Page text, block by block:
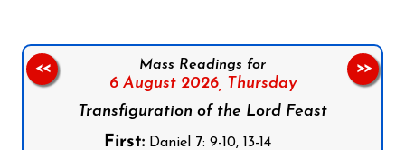
Mass Readings for
6 August 2026, Thursday
Transfiguration of the Lord Feast
First:Daniel 7: 9-10, 13-14
<< >>